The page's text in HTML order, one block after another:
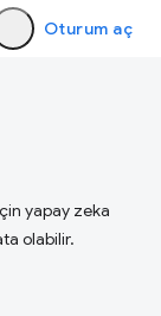
Oturum aç
yapay zeka
olabilir.